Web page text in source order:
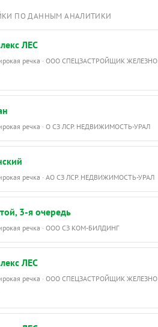
ПО ДАННЫМ АНАЛИТИКИ
ЛЕС
речка · ООО СПЕЦЗАСТРОЙЩИК ЖЕЛЕЗНО
речка · О СЗ ЛСР. НЕДВИЖИМОСТЬ-УРАЛ
речка · АО СЗ ЛСР. НЕДВИЖИМОСТЬ-УРАЛ
3-я очередь
речка · ООО СЗ КОМ-БИЛДИНГ
ЛЕС
речка · ООО СПЕЦЗАСТРОЙЩИК ЖЕЛЕЗНО